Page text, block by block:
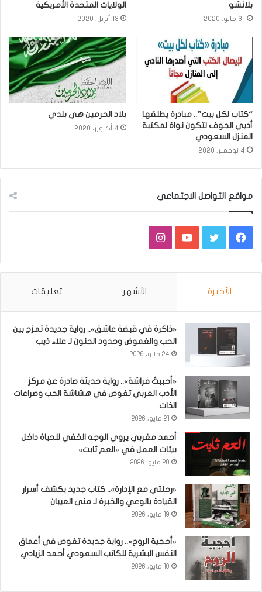
بلانشو
31 مايو، 2020
الولايات المتحدة الأمريكية
13 أبريل، 2020
“كتاب لكل بيت”.. مبادرة يطلقها
أدبي الجوف لتكون نواة لمكتبة
المنزل السعودي
4 نوفمبر، 2020
بلاد الحرمين هي بلدي
4 أكتوبر، 2020
مواقع التواصل الاجتماعي
فيسبوكتويتر يوتيوبانستقرام
الأخيرة الأشهر تعليقات
«ذاكرة في قبضة عاشق».. رواية جديدة تمزج بين
الحب والغموض وحدود الجنون لـ علاء ذيب
24 مايو، 2026
«أحببتُ فراشة».. رواية حديثة صادرة عن مركز
الأدب العربي تغوص في هشاشة الحب وصراعات
الذات
21 مايو، 2026
أحمد مغربي يروي الوجه الخفي للحياة داخل
بيئات العمل في «العم ثابت»
20 مايو، 2026
«رحلتي مع الإدارة».. كتاب جديد يكشف أسرار
القيادة بالوعي والخبرة لـ منى العيبان
19 مايو، 2026
«أحجية الروح».. رواية جديدة تغوص في أعماق
النفس البشرية للكاتب السعودي أحمد الزيادي
18 مايو، 2026